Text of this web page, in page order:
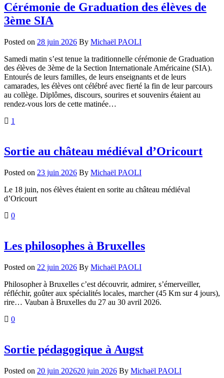
Cérémonie de Graduation des élèves de
3ème SIA
Posted on 28 juin 2026 By Michaël PAOLI
Samedi matin s’est tenue la traditionnelle cérémonie de Graduation
des élèves de 3ème de la Section Internationale Américaine (SIA).
Entourés de leurs familles, de leurs enseignants et de leurs
camarades, les élèves ont célébré avec fierté la fin de leur parcours
au collège. Diplômes, discours, sourires et souvenirs étaient au
rendez-vous lors de cette matinée…
1
Sortie au château médiéval d’Oricourt
Posted on 23 juin 2026 By Michaël PAOLI
Le 18 juin, nos élèves étaient en sorite au château médiéval
d’Oricourt
0
Les philosophes à Bruxelles
Posted on 22 juin 2026 By Michaël PAOLI
Philosopher à Bruxelles c’est découvrir, admirer, s’émerveiller,
réfléchir, goûter aux spécialités locales, marcher (45 Km sur 4 jours),
rire… Vauban à Bruxelles du 27 au 30 avril 2026.
0
Sortie pédagogique à Augst
Posted on 20 juin 202620 juin 2026 By Michaël PAOLI